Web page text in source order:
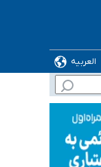
العربیه